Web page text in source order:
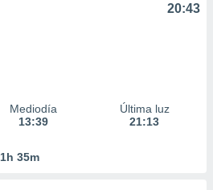
20:43
Mediodía
13:39
Última luz
21:13
1h 35m